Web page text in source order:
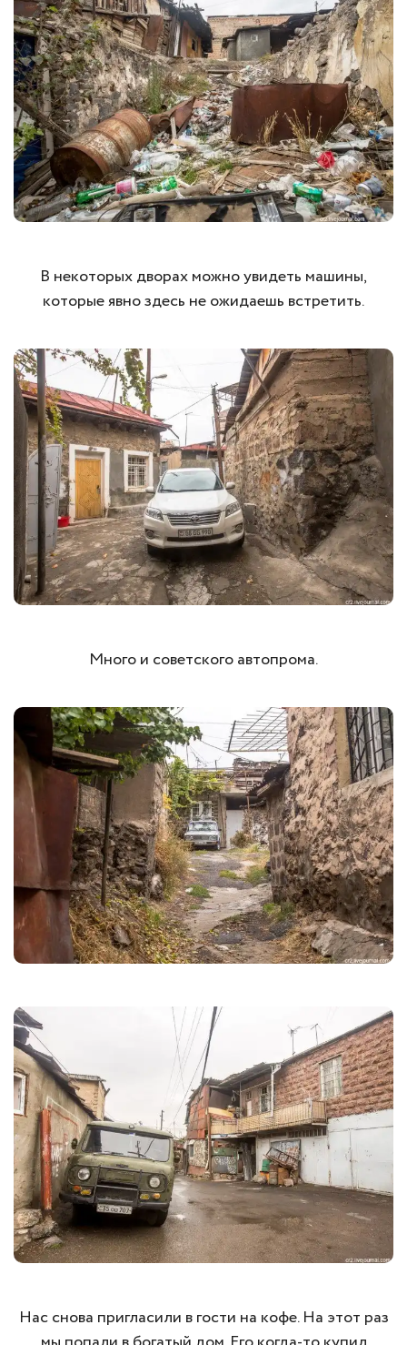
В некоторых дворах можно увидеть машины,
которые явно здесь не ожидаешь встретить.
Много и советского автопрома.
Нас снова пригласили в гости на кофе. На этот раз